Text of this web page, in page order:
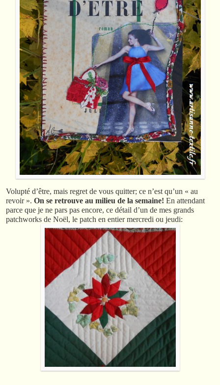
Volupté d’être, mais regret de vous quitter; ce n’est qu’un « au
revoir ». On se retrouve au milieu de la semaine! En attendant
parce que je ne pars pas encore, ce détail d’un de mes grands
patchworks de Noël, le patch en entier mercredi ou jeudi: